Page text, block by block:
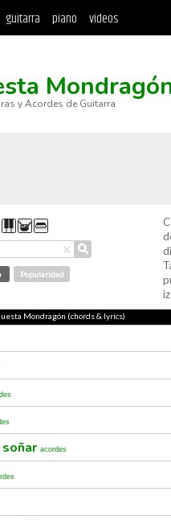
guitarra piano videos
y Acordes de Guitarra
× ⚲
Popularidad
Mondragón (chords & lyrics)
acordes